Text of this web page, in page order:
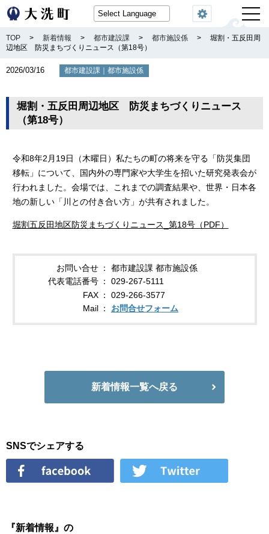
閲覧機能
TOP > 新着情報 > 都市建設課 > 都市施設係 >
堀割・五反田周
辺地区 防災まちづくりニュース（第18号）
2026/03/16 都市建設課 ｜都市施設係
堀割・五反田周辺地区 防災まちづくりニュース
（第18号）
令和8年2月19日（木曜日）私たちの町の将来を守る「防災集団
移転」について、国内外の専門家や大学生を招いた研究発表会が
行われました。会場では、これまでの調査結果や、世界・日本各
地の新しい「川との付き合い方」が共有されました。
堀割五反田地区防災まちづくりニュース_第18号（PDF）
お問い合せ
都市建設課 都市施設係
代表電話番号
029-267-5111
FAX
029-266-3577
Mail
お問合せフォーム
新着情報一覧へ戻る
SNSでシェアする
『新着情報』の